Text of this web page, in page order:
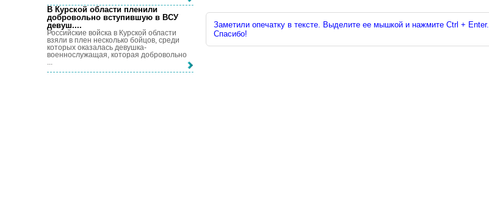
Заметили опечатку в тексте. Выделите ее мышкой и нажмите Ctrl + Enter.
Спасибо!
В Курской области пленили
добровольно вступившую в ВСУ
девуш....
Российские войска в Курской области
взяли в плен несколько бойцов, среди
которых оказалась девушка-
военнослужащая, которая добровольно
...